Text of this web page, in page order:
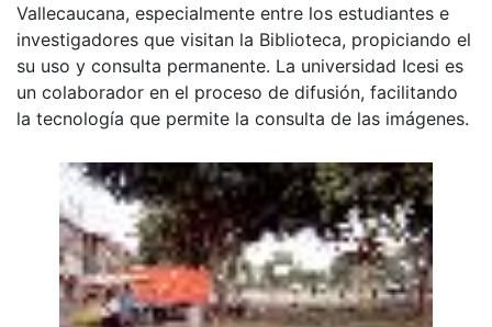
Vallecaucana, especialmente entre los estudiantes e
investigadores que visitan la Biblioteca, propiciando el
su uso y consulta permanente. La universidad Icesi es
un colaborador en el proceso de difusión, facilitando
la tecnología que permite la consulta de las imágenes.